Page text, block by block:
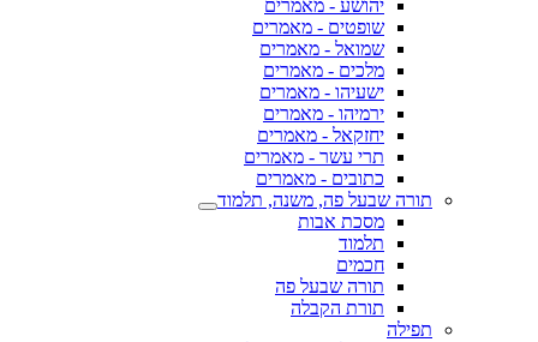
יהושע - מאמרים
שופטים - מאמרים
שמואל - מאמרים
מלכים - מאמרים
ישעיהו - מאמרים
ירמיהו - מאמרים
יחזקאל - מאמרים
תרי עשר - מאמרים
כתובים - מאמרים
תורה שבעל פה, משנה, תלמוד
מסכת אבות
תלמוד
חכמים
תורה שבעל פה
תורת הקבלה
תפילה